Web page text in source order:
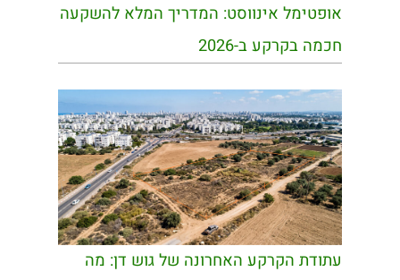
אופטימל אינווסט: המדריך המלא להשקעה
חכמה בקרקע ב-2026
עתודת הקרקע האחרונה של גוש דן: מה